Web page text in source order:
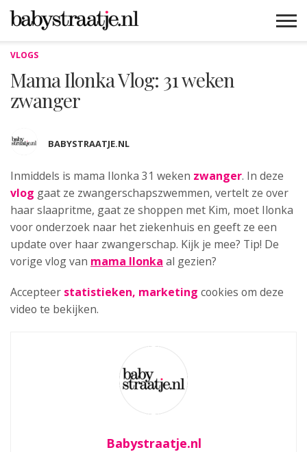
VLOGS
Mama Ilonka Vlog: 31 weken
zwanger
BABYSTRAATJE.NL
Inmiddels is mama Ilonka 31 weken zwanger. In deze
vlog gaat ze zwangerschapszwemmen, vertelt ze over
haar slaapritme, gaat ze shoppen met Kim, moet Ilonka
voor onderzoek naar het ziekenhuis en geeft ze een
update over haar zwangerschap. Kijk je mee? Tip! De
vorige vlog van mama Ilonka al gezien?
Accepteer statistieken, marketing cookies om deze
video te bekijken.
Babystraatje.nl